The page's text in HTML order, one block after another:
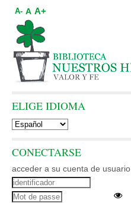
A- A A+
ELIGE IDIOMA
CONECTARSE
acceder a su cuenta de usuario